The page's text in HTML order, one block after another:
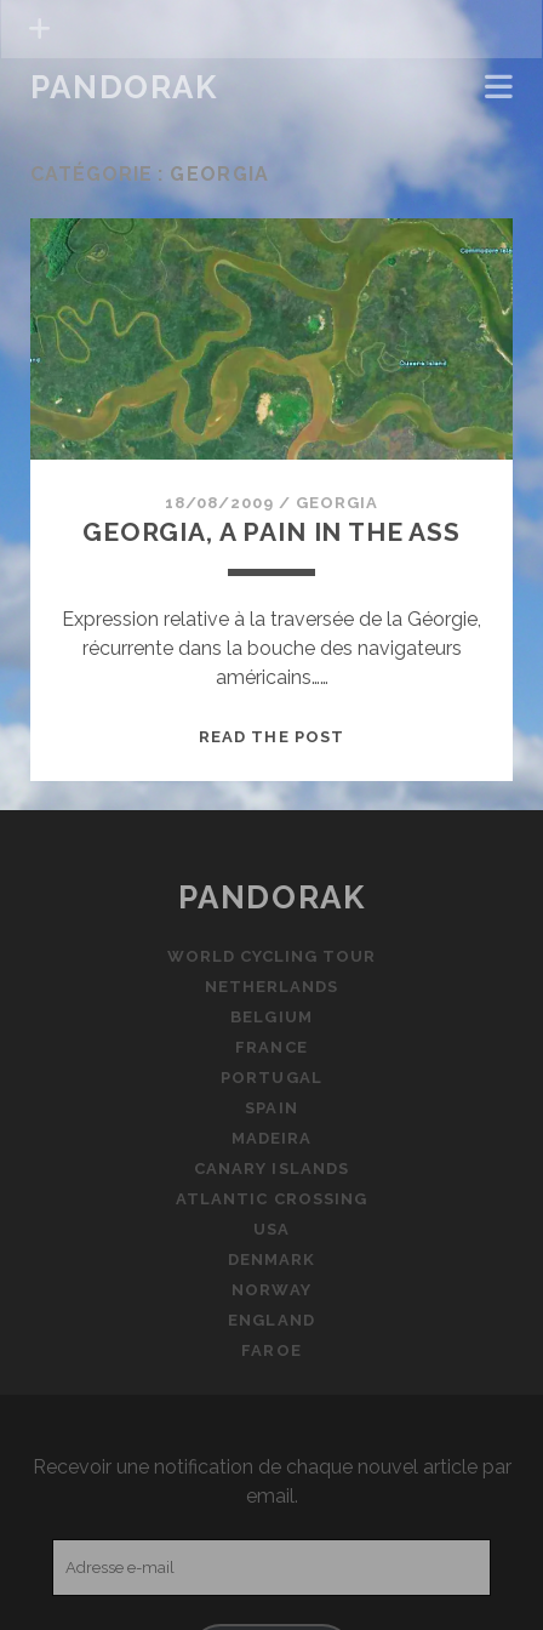
PANDORAK
CATÉGORIE : GEORGIA
18/08/2009 / GEORGIA
GEORGIA, A PAIN IN THE ASS
Expression relative à la traversée de la Géorgie,
récurrente dans la bouche des navigateurs
américains……
READ THE POST
PANDORAK
WORLD CYCLING TOUR
NETHERLANDS
BELGIUM
FRANCE
PORTUGAL
SPAIN
MADEIRA
CANARY ISLANDS
ATLANTIC CROSSING
USA
DENMARK
NORWAY
ENGLAND
FAROE
Recevoir une notification de chaque nouvel article par
email.